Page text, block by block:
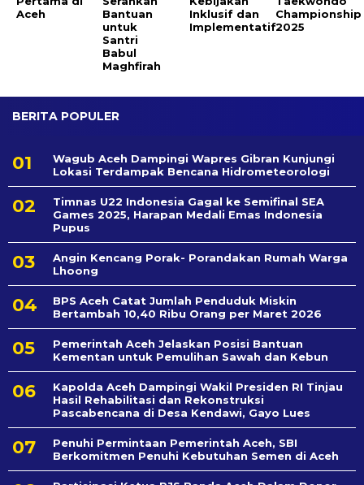
Aceh
Bantuan
untuk
Santri
Babul
Maghfirah
Inklusif dan
Implementatif
Championship
2025
BERITA POPULER
Wagub Aceh Dampingi Wapres Gibran Kunjungi
Lokasi Terdampak Bencana Hidrometeorologi
Timnas U22 Indonesia Gagal ke Semifinal SEA
Games 2025, Harapan Medali Emas Indonesia
Pupus
Angin Kencang Porak- Porandakan Rumah Warga
Lhoong
BPS Aceh Catat Jumlah Penduduk Miskin
Bertambah 10,40 Ribu Orang per Maret 2026
Pemerintah Aceh Jelaskan Posisi Bantuan
Kementan untuk Pemulihan Sawah dan Kebun
Kapolda Aceh Dampingi Wakil Presiden RI Tinjau
Hasil Rehabilitasi dan Rekonstruksi
Pascabencana di Desa Kendawi, Gayo Lues
Penuhi Permintaan Pemerintah Aceh, SBI
Berkomitmen Penuhi Kebutuhan Semen di Aceh